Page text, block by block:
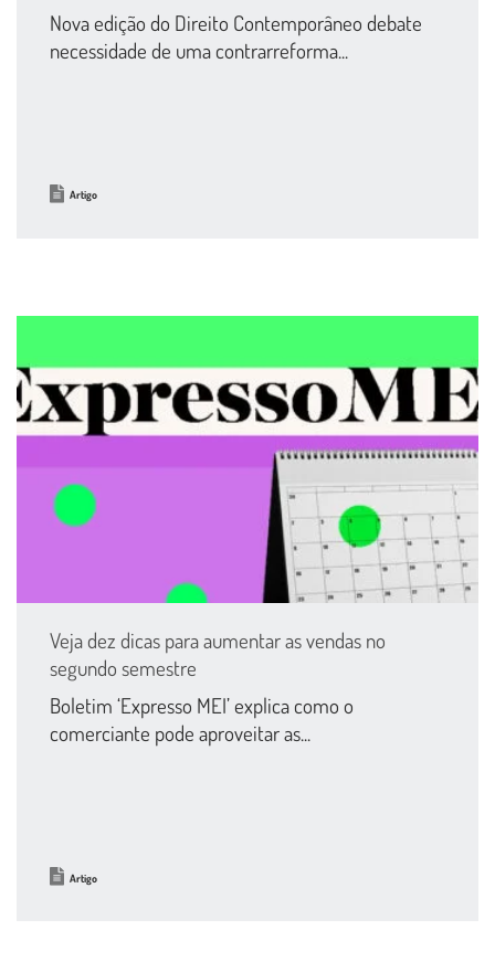
Nova edição do Direito Contemporâneo debate
necessidade de uma contrarreforma...
Artigo
Veja dez dicas para aumentar as vendas no
segundo semestre
Boletim ‘Expresso MEI’ explica como o
comerciante pode aproveitar as...
Artigo